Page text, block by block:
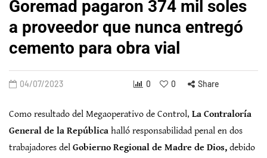
Goremad pagaron 374 mil soles
a proveedor que nunca entregó
cemento para obra vial
04/07/2023 0 0 Share
Como resultado del Megaoperativo de Control, La Contraloría
General de la República halló responsabilidad penal en dos
trabajadores del Gobierno Regional de Madre de Dios, debido